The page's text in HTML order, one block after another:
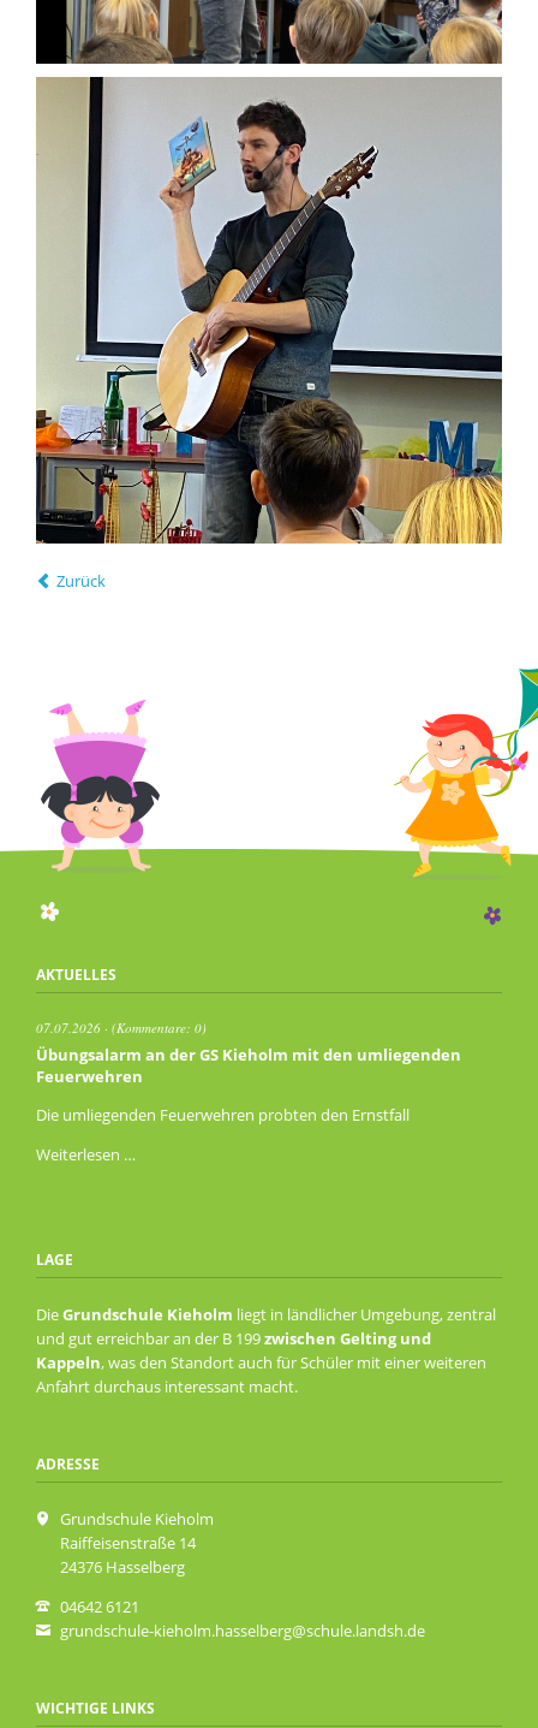
Zurück
AKTUELLES
07.07.2026 (Kommentare: 0)
Übungsalarm an der GS Kieholm mit den umliegenden
Feuerwehren
Die umliegenden Feuerwehren probten den Ernstfall
Weiterlesen …Übungsalarm
mit
umliegenden
Feuerwehren
LAGE
DieGrundschule Kieholm liegt in ländlicher Umgebung, zentral
und gut erreichbar an der B 199zwischen Gelting und
Kappeln, was den Standort auch für Schüler mit einer weiteren
Anfahrt durchaus interessant macht.
ADRESSE
Grundschule Kieholm
Raiffeisenstraße 14
24376 Hasselberg
04642 6121
grundschule-kieholm.hasselberg@schule.landsh.de
WICHTIGE LINKS